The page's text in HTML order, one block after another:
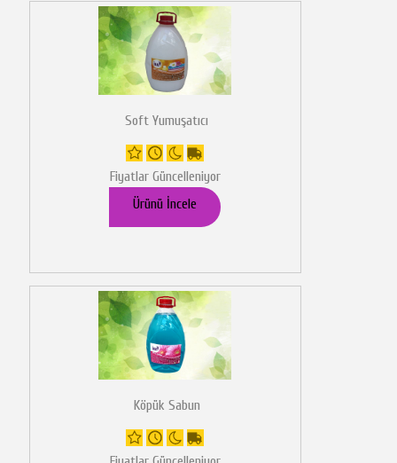
Soft Yumuşatıcı
Fiyatlar Güncelleniyor
Ürünü İncele
Köpük Sabun